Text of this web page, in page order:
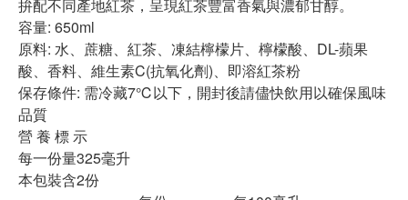
拚配不同產地紅茶，呈現紅茶豐富香氣與濃郁甘醇。
容量: 650ml
原料: 水、蔗糖、紅茶、凍結檸檬片、檸檬酸、DL-蘋果
酸、香料、維生素C(抗氧化劑)、即溶紅茶粉
保存條件: 需冷藏7℃以下，開封後請儘快飲用以確保風味
品質
營 養 標 示
每一份量325毫升
本包裝含2份